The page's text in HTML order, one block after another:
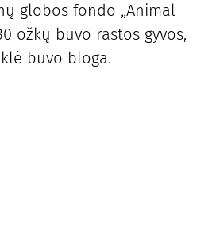
globos fondo „Animal
ožkų buvo rastos gyvos,
buvo bloga.